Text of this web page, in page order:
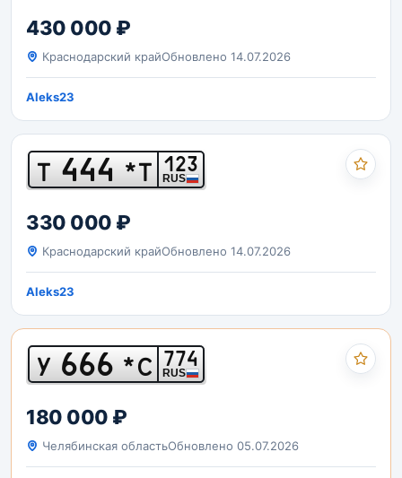
430 000 ₽
Краснодарский крайОбновлено 14.07.2026
Aleks23
Т 444 *Т 123
RUS
330 000 ₽
Краснодарский крайОбновлено 14.07.2026
Aleks23
У 666 *С 774
RUS
180 000 ₽
Челябинская областьОбновлено 05.07.2026